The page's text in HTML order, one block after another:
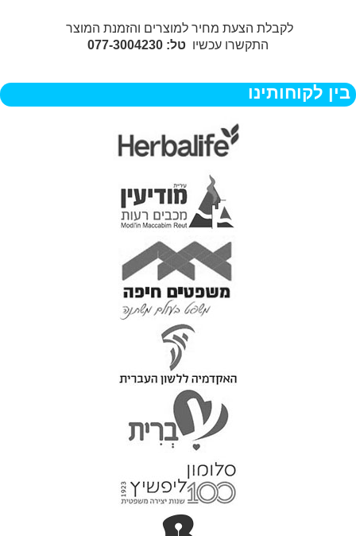
לקבלת הצעת מחיר למוצרים והזמנת המוצר
התקשרו עכשיו טל: 077-3004230
בין לקוחותינו